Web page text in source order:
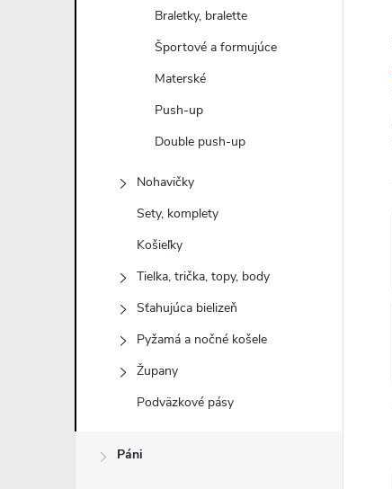
Braletky, bralette
Športové a formujúce
Materské
Push-up
Double push-up
Nohavičky
Sety, komplety
Košieľky
Tielka, trička, topy, body
Sťahujúca bielizeň
Pyžamá a nočné košele
Župany
Podväzkové pásy
Páni